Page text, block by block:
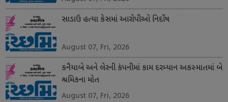
સાડાઉ હત્યા કેસમાં આરોપીઓ નિર્દોષ
August 07, Fri, 2026
કનૈયાબે અને લેરની કંપનીમાં કામ દરમ્યાન અકસ્માતમાં બે
શ્રમિકના મોત
August 07, Fri, 2026